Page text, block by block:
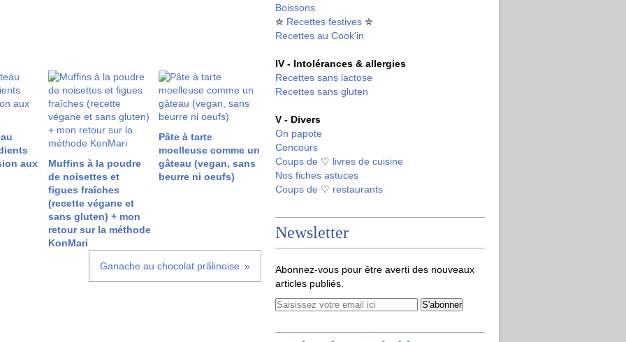
aux
Muffins à la poudre
de noisettes et
figues fraîches
(recette végane et
sans gluten) + mon
retour sur la méthode
KonMari
Pâte à tarte
moelleuse comme un
gâteau (vegan, sans
beurre ni oeufs)
Ganache au chocolat prâlinoise
Boissons
✮ Recettes festives ✮
Recettes au Cook'in
IV - Intolérances & allergies
Recettes sans lactose
Recettes sans gluten
V - Divers
On papote
Concours
Coups de ♡ livres de cuisine
Nos fiches astuces
Coups de ♡ restaurants
Newsletter
Abonnez-vous pour être averti des nouveaux
articles publiés.